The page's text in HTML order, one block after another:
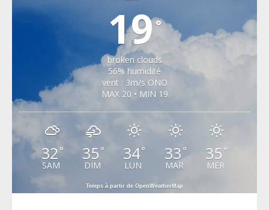
19°
broken clouds
56% humidité
vent : 3m/s ONO
MAX 20 • MIN 19
32°
SAM
35 °
DIM
34°
LUN
33 °
MAR
35 °
MER
Temps à partir de OpenWeatherMap